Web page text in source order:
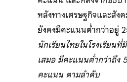
หลังทางเศรษฐกิจและสัง
ยังคงมีคะแนนต่ำกว่าอยู่
นักเรียนไทยในโรงเรียน
เสมอ มีคะแนนต่ำกว่าถึง
คะแนน ตามลำดับ